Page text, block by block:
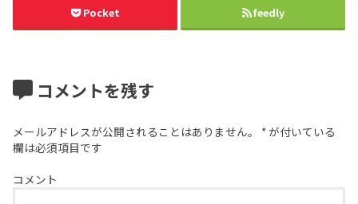
Pocket feedly
コメントを残す
メールアドレスが公開されることはありません。 * が付いている
欄は必須項目です
コメント